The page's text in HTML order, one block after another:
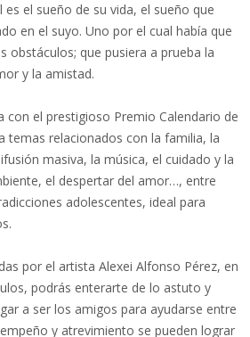
es el sueño de su vida, el sueño que
en el suyo. Uno por el cual había que
obstáculos; que pusiera a prueba la
y la amistad.
con el prestigioso Premio Calendario de
temas relacionados con la familia, la
masiva, la música, el cuidado y la
el despertar del amor…, entre
adolescentes, ideal para
por el artista Alexei Alfonso Pérez, en
podrás enterarte de lo astuto y
a ser los amigos para ayudarse entre
y atrevimiento se pueden lograr